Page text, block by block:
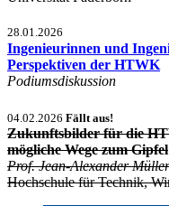
28.01.2026
Ingenieurinnen und
Perspektiven der HTWK
Podiumsdiskussion
04.02.2026 Fällt aus!
Zukunftsbilder für die
mögliche Wege zum Gipfel
Prof. Jean-Alexander Müller
Hochschule für Technik,